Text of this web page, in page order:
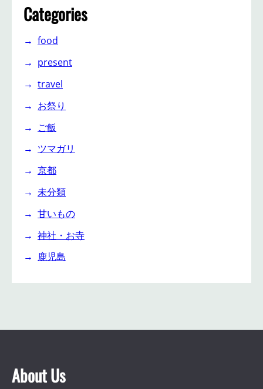
Categories
food
present
travel
お祭り
ご飯
ツマガリ
京都
未分類
甘いもの
神社・お寺
鹿児島
About Us